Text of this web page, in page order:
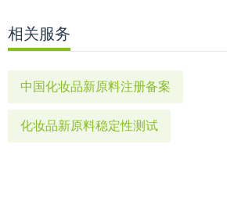
相关服务
中国化妆品新原料注册备案
化妆品新原料稳定性测试